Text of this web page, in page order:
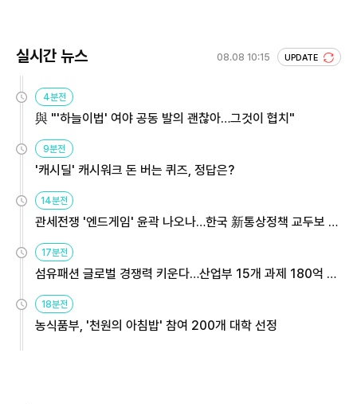
실시간 뉴스 08.08 10:15 UPDATE
4분전
與 "'하늘이법' 여야 공동 발의 괜찮아…그것이 협치"
9분전
'캐시딜' 캐시워크 돈 버는 퀴즈, 정답은?
14분전
관세전쟁 '엔드게임' 윤곽 나오나…한국 新통상정책 교두보 활
용해야
17분전
섬유패션 글로벌 경쟁력 키운다…산업부 15개 과제 180억 지
원
18분전
농식품부, '천원의 아침밥' 참여 200개 대학 선정